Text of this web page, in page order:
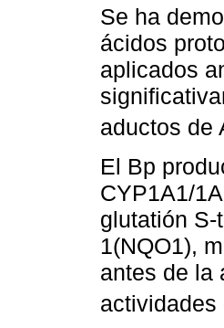
Se ha
ácidos
aplicados
aductos de
El Bp
CYP1A1/
glutatión
1(NQO1),
antes de la